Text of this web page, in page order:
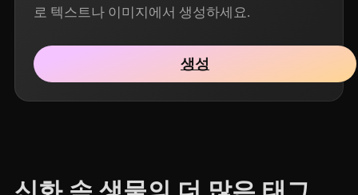
로 텍스트나 이미지에서 생성하세요.
생성